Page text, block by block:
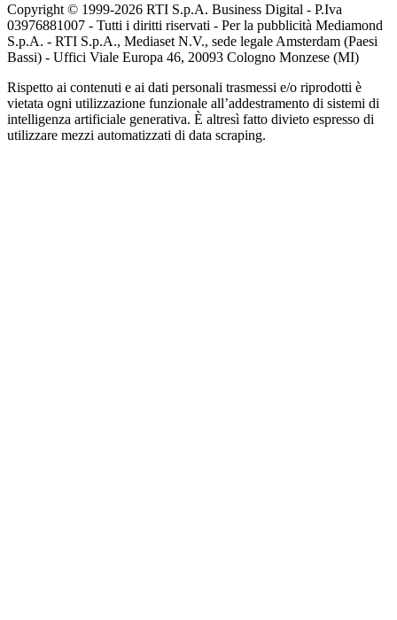
Copyright © 1999-2026 RTI S.p.A. Business Digital - P.Iva
03976881007 - Tutti i diritti riservati - Per la pubblicità Mediamond
S.p.A. - RTI S.p.A., Mediaset N.V., sede legale Amsterdam (Paesi
Bassi) - Uffici Viale Europa 46, 20093 Cologno Monzese (MI)
Rispetto ai contenuti e ai dati personali trasmessi e/o riprodotti è
vietata ogni utilizzazione funzionale all’addestramento di sistemi di
intelligenza artificiale generativa. È altresì fatto divieto espresso di
utilizzare mezzi automatizzati di data scraping.